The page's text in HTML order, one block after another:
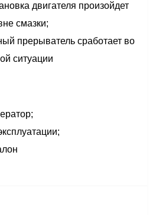
двигателя произойдет
смазки;
прерыватель сработает во
ситуации